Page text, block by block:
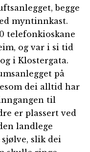
begge
myntinnkast.
telefonkioskane
og var i si tid
i Klostergata.
på
dei alltid har
til
er plassert ved
landlege
slik dei